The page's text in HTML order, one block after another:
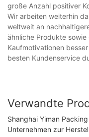
große Anzahl positiver
Wir arbeiten weiterhin
weltweit an
ähnliche Produkte
Kaufmotivationen
besten Kundenservice
Verwandte
Shanghai Yiman
Unternehmen zur